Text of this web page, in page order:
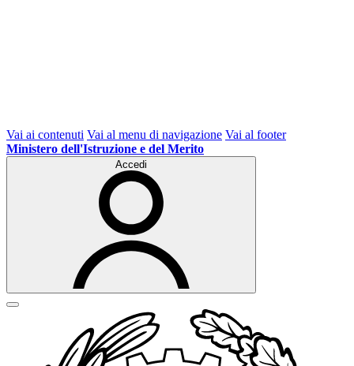
Vai ai contenuti Vai al menu di navigazione Vai al footer
Ministero dell'Istruzione e del Merito
Accedi